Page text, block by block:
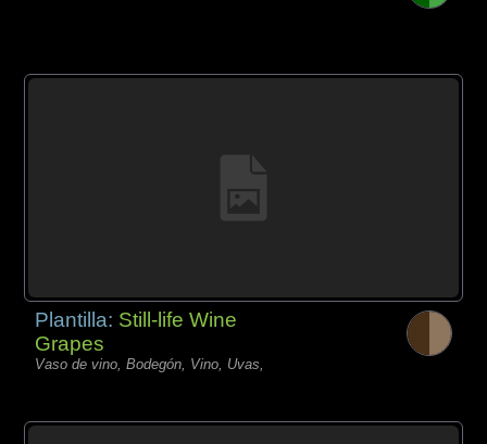
Plantilla: Still-life Wine
Grapes
Vaso de vino, Bodegón, Vino, Uvas,